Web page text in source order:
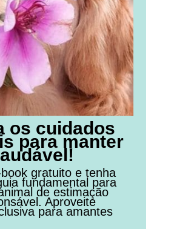
os cuidados
para manter
gratuito e tenha
fundamental para
de estimação
Aproveite
para amantes